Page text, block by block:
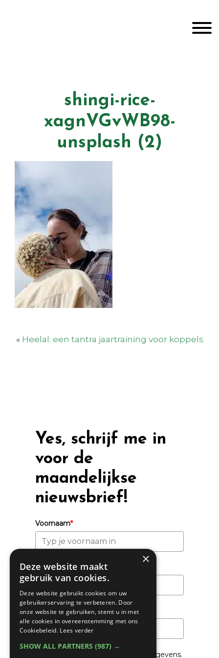
shingi-rice-
xagnVGvWB98-
unsplash (2)
« Heelal: een tantra jaartraining voor koppels
Yes, schrijf me in
voor de
maandelijkse
nieuwsbrief!
Voornaam*
Achternaam
Email*
We gaan voorzichtig om met je gegevens.
×
Deze website maakt
gebruik van cookies.
Deze website gebruikt cookies om uw
gebruikerservaring te verbeteren. Door
onze website te gebruiken, stemt u in met
alle cookies in overeenstemming met ons
Cookiebeleid. Lees verder
SHOW ALL PARTNERS (987) →